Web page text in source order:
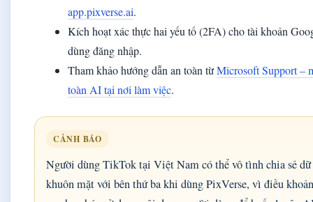
app.pixverse.ai.
Kích hoạt xác thực hai yếu tố (2FA) cho tài khoản
dùng đăng nhập.
Tham khảo hướng dẫn an toàn từMicrosoft Support –
toàn AI tại nơi làm việc.
CẢNH BÁO
Người dùng TikTok tại Việt Nam có thể vô tình chia sẻ
khuôn mặt với bên thứ ba khi dùng PixVerse, vì điều